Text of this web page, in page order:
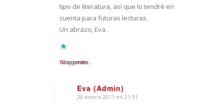
tipo de literatura, así que lo tendré en
cuenta para futuras lecturas.
Un abrazo, Eva.
Cargando...
Responder
Eva (Admin)
Dice:
20 enero 2011 en 21:51